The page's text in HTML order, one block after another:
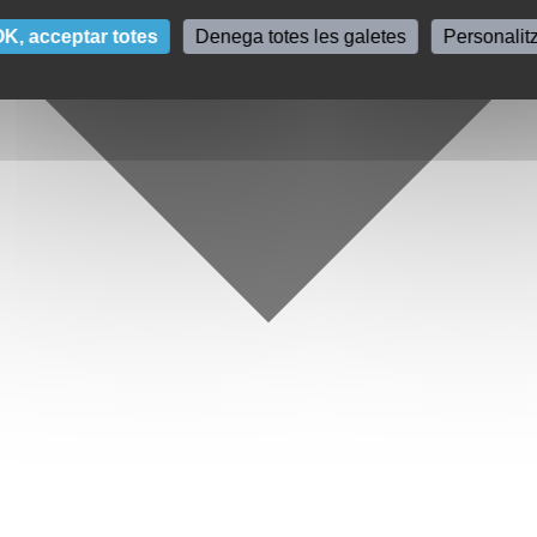
acceptar totes Denega totes les galetes